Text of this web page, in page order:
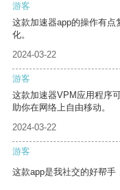
游客
这款加速器app的操作有
化。
2024-03-22
游客
这款加速器VPM应用程序
助你在网络上自由移动。
2024-03-22
游客
这款app是我社交的好帮手